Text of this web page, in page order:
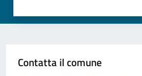
Contatta il comune